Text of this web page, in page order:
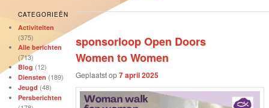
CATEGORIEËN
Activiteiten
(375)
Alle berichten
(713)
Blog (12)
Diensten (189)
Jeugd (48)
Persberichten
sponsorloop Open Doors
Women to Women
Geplaatst op7 april 2025